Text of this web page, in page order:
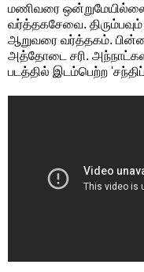
மணிவரை
வர்த்தகசேவை.
ஆறுவரை வர்த்தகம்.
அத்தோடை சரி.
படத்தில் இடம்பெற்ற